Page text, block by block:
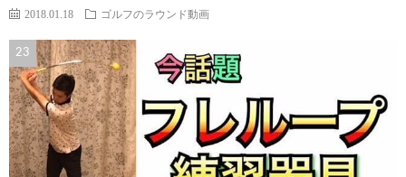
2018.01.18 ゴルフのラウンド動画